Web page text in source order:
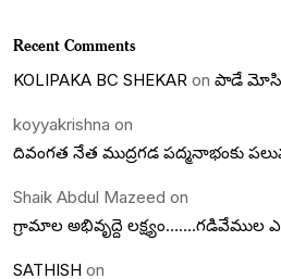
Recent Comments
KOLIPAKA BC SHEKAR on పాడే
koyyakrishna on
దివంగత నేత ముద్రగడ పద్మనాభంకు
Shaik Abdul Mazeed on
గ్రామాల అభివృద్దె లక్ష్యం…….గడివేముల
SATHISH on